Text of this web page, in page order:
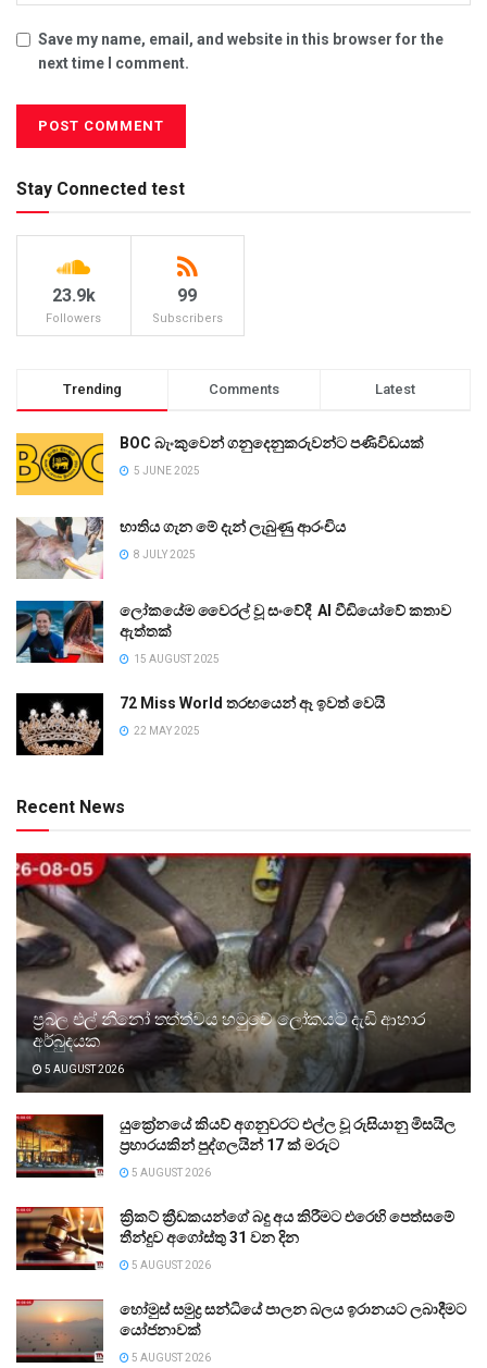
Save my name, email, and website in this browser for the
next time I comment.
Stay Connected test
23.9k
Followers
99
Subscribers
Trending Comments Latest
BOC බැංකුවෙන් ගනුදෙනුකරුවන්ට පණිවිඩයක්
5 JUNE 2025
භාතිය ගැන මේ දැන් ලැබුණු ආරංචිය
8 JULY 2025
ලෝකයේම වෛරල් වූ සංවේදී AI වීඩියෝවේ කතාව
ඇත්තක්
15 AUGUST 2025
72 Miss World තරඟයෙන් ඈ ඉවත් වෙයි
22 MAY 2025
Recent News
ප්‍රබල එල් නීනෝ තත්ත්වය හමුවේ ලෝකයට දැඩි ආහාර
අර්බුදයක
5 AUGUST 2026
යුක්‍රේනයේ කියව් අගනුවරට එල්ල වූ රුසියානු මිසයිල
ප්‍රහාරයකින් පුද්ගලයින් 17 ක් මරුට
5 AUGUST 2026
ක්‍රිකට් ක්‍රීඩකයන්ගේ බදු අය කිරීමට එරෙහි පෙත්සමේ
තීන්දුව අගෝස්තු 31 වන දින
5 AUGUST 2026
හෝමුස් සමුද්‍ර සන්ධියේ පාලන බලය ඉරානයට ලබාදීමට
යෝජනාවක්
5 AUGUST 2026